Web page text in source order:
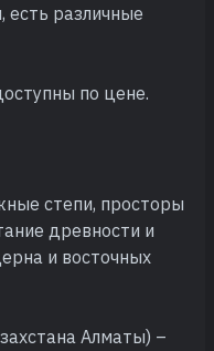
есть различные
по цене.
степи, просторы
древности и
и восточных
Алматы) –